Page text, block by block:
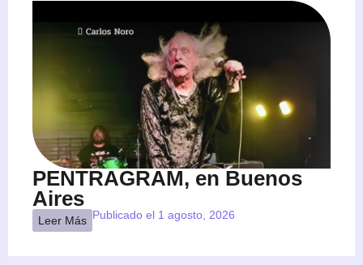
PENTRAGRAM, en Buenos
Aires
Leer Más Publicado el 1 agosto, 2026